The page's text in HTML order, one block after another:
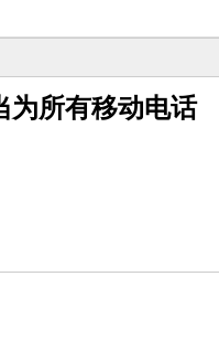
为所有移动电话